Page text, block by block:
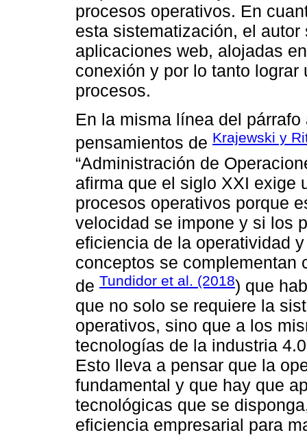
procesos operativos. En
esta sistematización, el
aplicaciones web, alojadas
conexión y por lo tanto
procesos.
En la misma línea del
pensamientos de Krajewski y
“Administración de
afirma que el siglo XXI exige
procesos operativos porque
velocidad se impone y si los
eficiencia de la operatividad
conceptos se complementan
de Tundidor et al. (2018) que
que no solo se requiere la
operativos, sino que a los
tecnologías de la industria
Esto lleva a pensar que la
fundamental y que hay que
tecnológicas que se
eficiencia empresarial para